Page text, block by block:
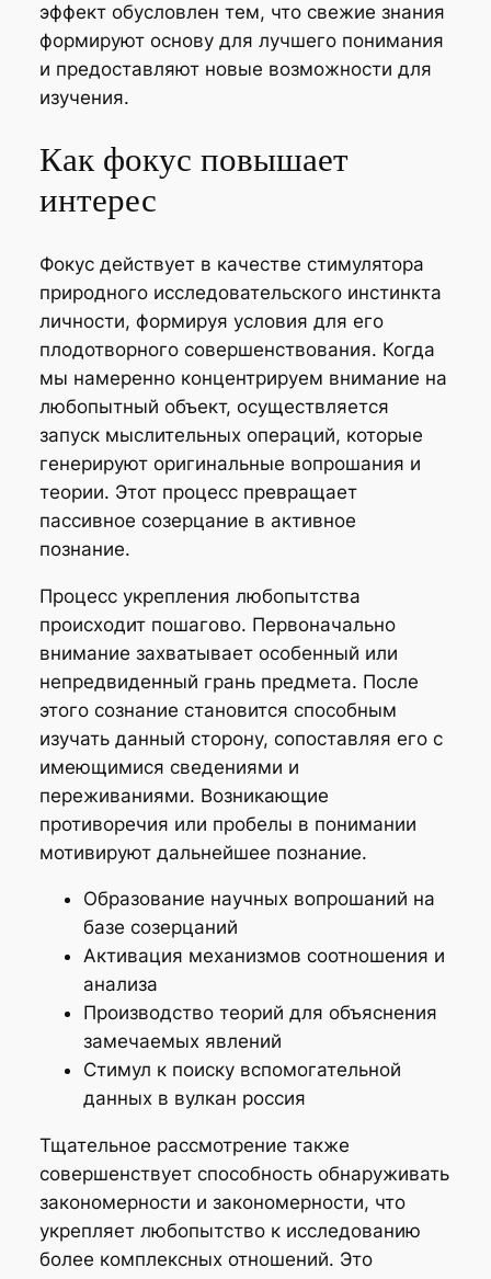
эффект обусловлен тем, что свежие знания
формируют основу для лучшего понимания
и предоставляют новые возможности для
изучения.
Как фокус повышает
интерес
Фокус действует в качестве стимулятора
природного исследовательского инстинкта
личности, формируя условия для его
плодотворного совершенствования. Когда
мы намеренно концентрируем внимание на
любопытный объект, осуществляется
запуск мыслительных операций, которые
генерируют оригинальные вопрошания и
теории. Этот процесс превращает
пассивное созерцание в активное
познание.
Процесс укрепления любопытства
происходит пошагово. Первоначально
внимание захватывает особенный или
непредвиденный грань предмета. После
этого сознание становится способным
изучать данный сторону, сопоставляя его с
имеющимися сведениями и
переживаниями. Возникающие
противоречия или пробелы в понимании
мотивируют дальнейшее познание.
Образование научных вопрошаний на
базе созерцаний
Активация механизмов соотношения и
анализа
Производство теорий для объяснения
замечаемых явлений
Стимул к поиску вспомогательной
данных в вулкан россия
Тщательное рассмотрение также
совершенствует способность обнаруживать
закономерности и закономерности, что
укрепляет любопытство к исследованию
более комплексных отношений. Это